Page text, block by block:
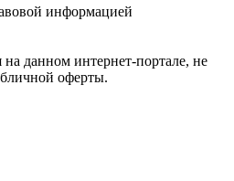
информацией
данном интернет-портале, не
оферты.